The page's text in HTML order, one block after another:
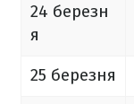
24 березн
я
25 березня